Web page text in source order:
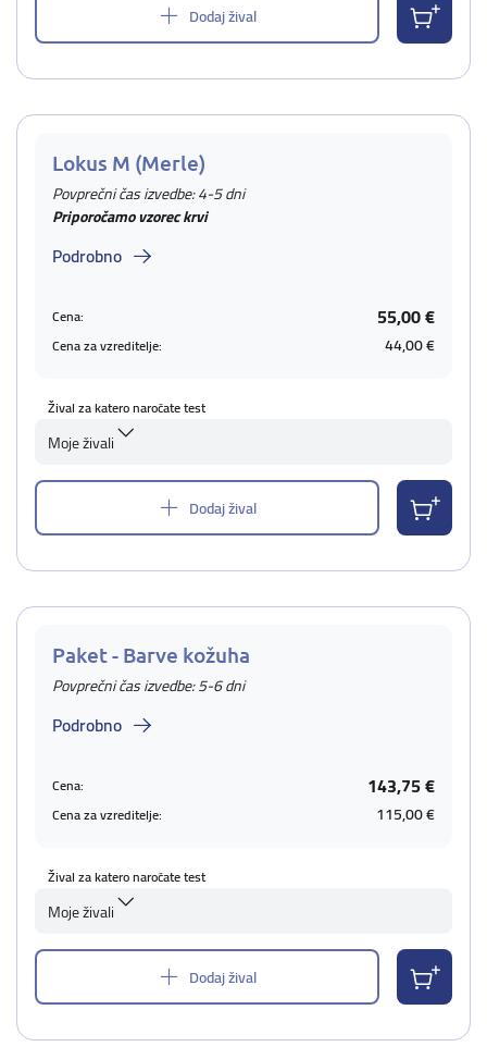
Dodaj žival
Lokus M (Merle)
Povprečni čas izvedbe: 4-5 dni
Priporočamo vzorec krvi
Podrobno
Cena: 55,00 €
Cena za vzreditelje: 44,00 €
Žival za katero naročate test
Moje živali
Dodaj žival
Paket - Barve kožuha
Povprečni čas izvedbe: 5-6 dni
Podrobno
Cena: 143,75 €
Cena za vzreditelje: 115,00 €
Žival za katero naročate test
Moje živali
Dodaj žival